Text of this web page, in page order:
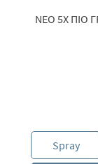
ΝΕΟ 5Χ ΠΙΟ
Spray